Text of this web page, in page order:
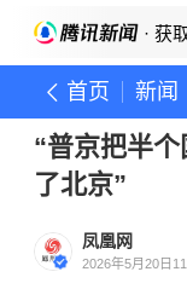
· 获
首页 新闻
“普京把半
了北京”
凤凰网
2026年5月20日